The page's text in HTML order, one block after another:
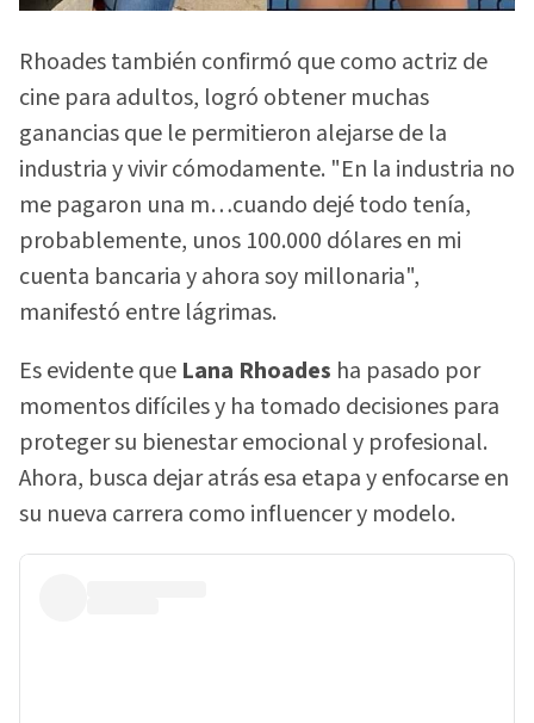
Rhoades también confirmó que como actriz de
cine para adultos, logró obtener muchas
ganancias que le permitieron alejarse de la
industria y vivir cómodamente. "En la industria no
me pagaron una m…cuando dejé todo tenía,
probablemente, unos 100.000 dólares en mi
cuenta bancaria y ahora soy millonaria",
manifestó entre lágrimas.
Es evidente que Lana Rhoades ha pasado por
momentos difíciles y ha tomado decisiones para
proteger su bienestar emocional y profesional.
Ahora, busca dejar atrás esa etapa y enfocarse en
su nueva carrera como influencer y modelo.